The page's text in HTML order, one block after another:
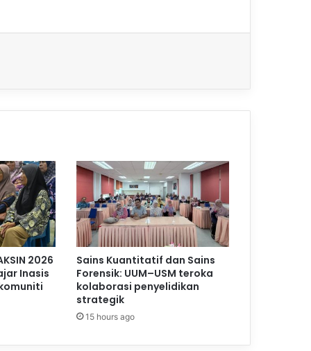
2026
Inasis
Sains Kuantitatif dan Sains
Forensik: UUM–USM teroka
kolaborasi penyelidikan
strategik
15 hours ago